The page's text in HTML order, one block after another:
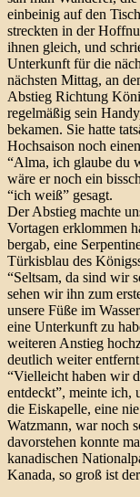
einbeinig auf den
streckten in der
ihnen gleich, und
Unterkunft für die
nächsten Mittag, an
Abstieg Richtung
regelmäßig sein
bekamen. Sie hatte
Hochsaison noch
“Alma, ich glaube du
wäre er noch ein
“ich weiß” gesagt.
Der Abstieg machte
Vortagen erklommen
bergab, eine
Türkisblau des
“Seltsam, da sind wir
sehen wir ihn zum
unsere Füße im
eine Unterkunft zu
weiteren Anstieg
deutlich weiter
“Vielleicht haben wir
entdeckt”, meinte ich,
die Eiskapelle, eine
Watzmann, war noch
davorstehen konnte
kanadischen
Kanada, so groß ist